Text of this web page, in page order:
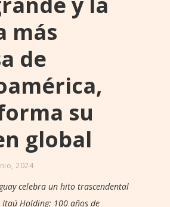
más
de
su
global
2024
celebra un hito trascendental
Holding: 100 años de